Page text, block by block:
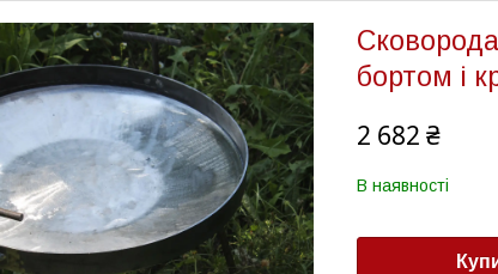
бортом і
2 682 ₴
В наявності